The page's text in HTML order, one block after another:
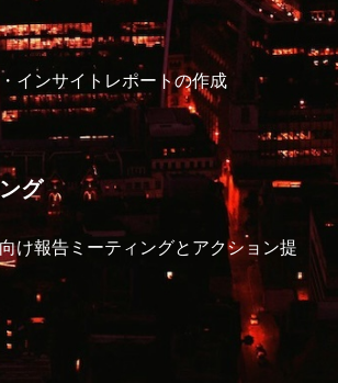
インサイトレポートの作成
グ
け報告ミーティングとアクション提